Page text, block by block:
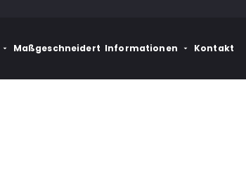
Maßgeschneidert Informationen Kontakt